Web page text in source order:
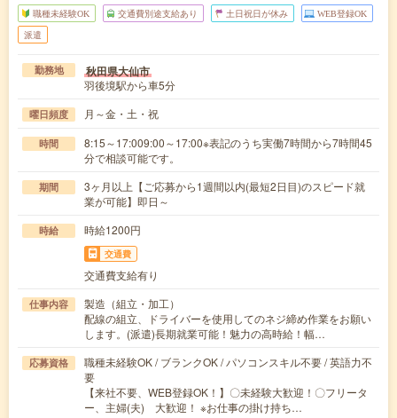
職種未経験OK 交通費別途支給あり 土日祝日が休み WEB登録OK
派遣
勤務地 秋田県大仙市
羽後境駅から車5分
曜日頻度 月～金・土・祝
時間
8:15～17:009:00～17:00※表記のうち実働7時間から7時間45
分で相談可能です。
期間
3ヶ月以上【ご応募から1週間以内(最短2日目)のスピード就
業が可能】即日～
時給 時給1200円
交通費
交通費支給有り
仕事内容
製造（組立・加工）
配線の組立、ドライバーを使用してのネジ締め作業をお願い
します。(派遣)長期就業可能！魅力の高時給！幅…
応募資格
職種未経験OK / ブランクOK / パソコンスキル不要 / 英語力不
要
【来社不要、WEB登録OK！】〇未経験大歓迎！〇フリータ
ー、主婦(夫) 大歓迎！ ※お仕事の掛け持ち…